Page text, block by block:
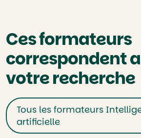
Ces formateurs
correspondent
votre recherche
Tous les formateurs
artificielle